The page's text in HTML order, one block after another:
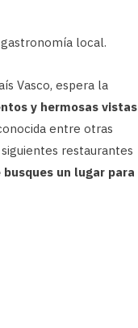
local.
Vasco, espera la
y hermosas vistas
entre otras
restaurantes
un lugar para